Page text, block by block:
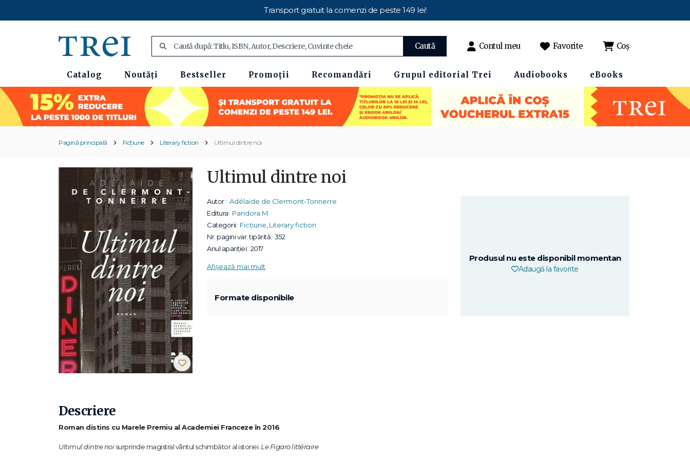
Transport gratuit la comenzi de peste 149 lei!
Caută Contul meu Favorite Coș
Catalog Noutăți Bestseller Promoții Recomandări Grupul editorial Trei Audiobooks eBooks
Pagină principală Ficțiune Literary fiction Ultimul dintre noi
Ultimul dintre noi
Autor : Adélaide de Clermont-Tonnerre
Editura: Pandora M
Categorii: Ficțiune Literary fiction
Nr. pagini var. tipărită: 352
Anul apariției: 2017
Afișează mai mult
Formate disponibile
Produsul nu este disponibil momentan
Adaugă la favorite
Descriere
Roman distins cu Marele Premiu al Academiei Franceze în 2016
Ultimul dintre noisurprinde magistral vântul schimbător al istoriei. Le Figaro littéraire